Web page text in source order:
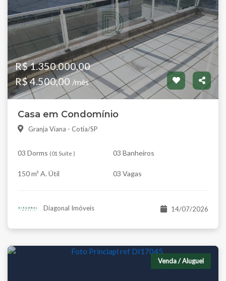
R$ 1.350.000,00
R$ 4.500,00 /mês
Casa em Condomínio
Granja Viana - Cotia/SP
03 Dorms (01 Suíte ) 03 Banheiros
150 m² A. Útil 03 Vagas
Diagonal Imóveis 14/07/2026
Venda / Aluguel